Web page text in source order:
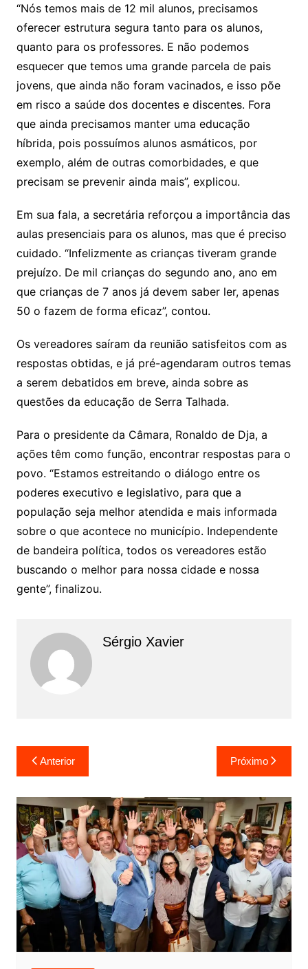
“Nós temos mais de 12 mil alunos, precisamos
oferecer estrutura segura tanto para os alunos,
quanto para os professores. E não podemos
esquecer que temos uma grande parcela de pais
jovens, que ainda não foram vacinados, e isso põe
em risco a saúde dos docentes e discentes. Fora
que ainda precisamos manter uma educação
híbrida, pois possuímos alunos asmáticos, por
exemplo, além de outras comorbidades, e que
precisam se prevenir ainda mais”, explicou.
Em sua fala, a secretária reforçou a importância das
aulas presenciais para os alunos, mas que é preciso
cuidado. “Infelizmente as crianças tiveram grande
prejuízo. De mil crianças do segundo ano, ano em
que crianças de 7 anos já devem saber ler, apenas
50 o fazem de forma eficaz”, contou.
Os vereadores saíram da reunião satisfeitos com as
respostas obtidas, e já pré-agendaram outros temas
a serem debatidos em breve, ainda sobre as
questões da educação de Serra Talhada.
Para o presidente da Câmara, Ronaldo de Dja, a
ações têm como função, encontrar respostas para o
povo. “Estamos estreitando o diálogo entre os
poderes executivo e legislativo, para que a
população seja melhor atendida e mais informada
sobre o que acontece no município. Independente
de bandeira política, todos os vereadores estão
buscando o melhor para nossa cidade e nossa
gente”, finalizou.
Sérgio Xavier
Anterior Próximo